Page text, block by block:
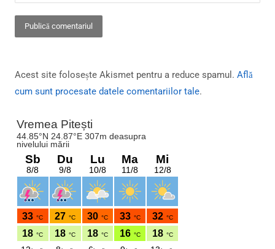
Acest site folosește Akismet pentru a reduce spamul. Află
cum sunt procesate datele comentariilor tale.